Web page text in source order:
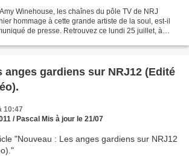
Winehouse, les chaînes du pôle TV de NRJ
hommage à cette grande artiste de la soul, est-il
de presse. Retrouvez ce lundi 25 juillet, à
anges gardiens sur NRJ12 (Edité
10:47
/ Pascal Mis à jour le 21/07